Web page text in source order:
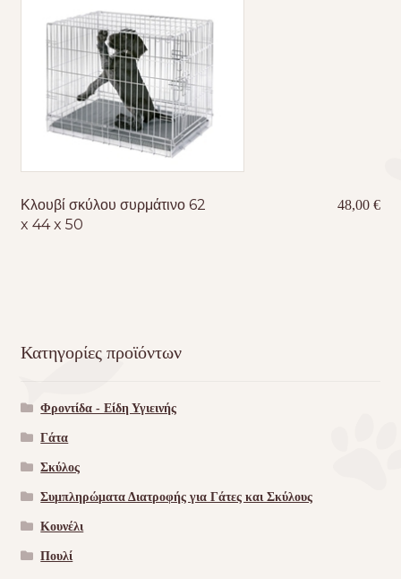
Κλουβί σκύλου συρμάτινο 62
x 44 x 50
48,00€
Κατηγορίες προϊόντων
Φροντίδα - Είδη Υγιεινής
Γάτα
Σκύλος
Συμπληρώματα Διατροφής για Γάτες και Σκύλους
Κουνέλι
Πουλί